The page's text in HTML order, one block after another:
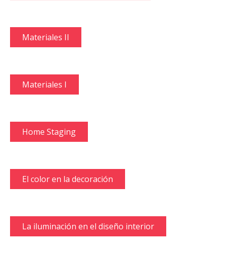
Materiales II
Materiales I
Home Staging
El color en la decoración
La iluminación en el diseño interior